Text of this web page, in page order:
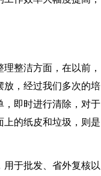
整洁方面，在以前，
放，经过我们多次的培
，即时进行清除，对于
上的纸皮和垃圾，则是
于批发、省外复核以